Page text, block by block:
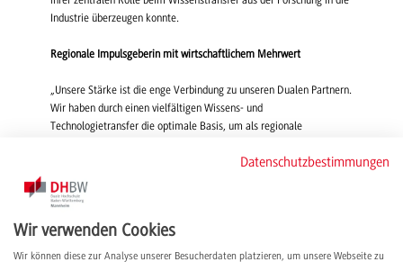
Industrie überzeugen konnte.
Regionale Impulsgeberin mit wirtschaftlichem Mehrwert
„Unsere Stärke ist die enge Verbindung zu unseren Dualen Partnern.
Wir haben durch einen vielfältigen Wissens- und
Technologietransfer die optimale Basis, um als regionale
Mehrwert zu bieten“, betonte der Prorektor der DHBW Mannheim
Prof. Jörg Baumgart, bevor er zu Herrn Prof. Sven Schmitz
überleitete, der das
Mannheim vorstellte. Ihr Herzstück: Das Wasserstoff- und
Brennstoffzellenlabor, durch das die Delegation geführt wurde und
Datenschutzbestimmungen
Wir verwenden Cookies
Wir können diese zur Analyse unserer Besucherdaten platzieren, um unsere Webseite zu